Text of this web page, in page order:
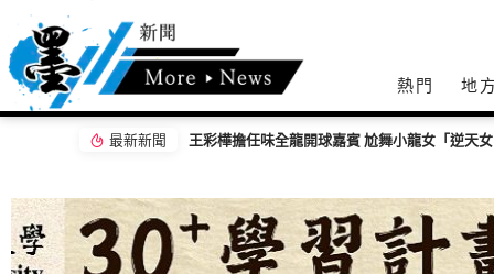
熱門 地
最新新聞 【百工達人】 從音樂教育到生命陪伴 黛玉老